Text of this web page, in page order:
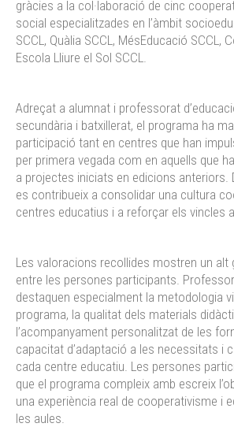
gràcies a la col·laboració de cinc
social especialitzades en l’àmbit
SCCL, Quàlia SCCL, MésEducació SCCL,
Escola Lliure el Sol SCCL.
Adreçat a alumnat i professorat
secundària i batxillerat, el programa ha
participació tant en centres que han
per primera vegada com en aquells que
a projectes iniciats en edicions anteriors.
es contribueix a consolidar una cultura
centres educatius i a reforçar els vincles
Les valoracions recollides mostren un alt
entre les persones participants.
destaquen especialment la metodologia
programa, la qualitat dels materials
l’acompanyament personalitzat de les
capacitat d’adaptació a les necessitats i
cada centre educatiu. Les persones
que el programa compleix amb escreix
una experiència real de cooperativisme i
les aules.